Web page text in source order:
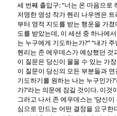
세 번째 출입구: “너는 온 마음으로
저명한 영성 작가 헨리 나우엔은
부터 영적 지도를 받는 행운을 가졌
도를 받았는데 , 이 세션 중 하나에
는 누구에게 기도하는가?” “내가 주
헨리는 존 에우데스가 예상했던 것
이 질문은 당신이 물을 수 있는 가
이 질문이 당신의 모든 부분들과
기도하기를 원하는 나는 누구인가?’
가?’라는 의문에 잠길 것이다. 이것
그러고 나서 존 에우데스는 ‘당신이
심으로 만드는 어떤 결정을 요구한